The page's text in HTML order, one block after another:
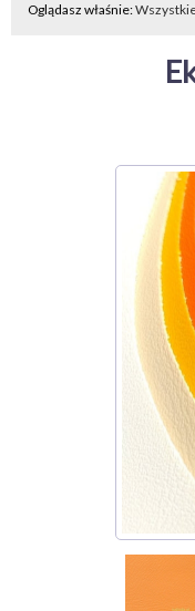
Oglądasz właśnie: